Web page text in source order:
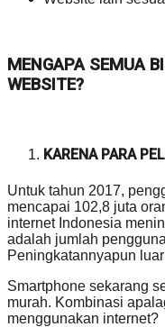
MENGAPA SEMUA
WEBSITE?
KARENA PARA
Untuk tahun 2017,
mencapai 102,8 juta
internet Indonesia
adalah jumlah
Peningkatannyapun
Smartphone sekarang
murah. Kombinasi
menggunakan internet?